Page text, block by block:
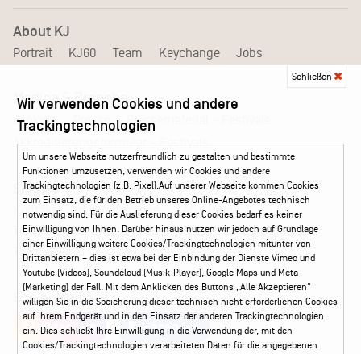
About KJ
Portrait KJ60 Team Keychange Jobs
Medien & Branche
Booking Presse
Pressematerial – Festivals
Akkreditierungsformular – Festivals
Service
Kontakt Leichte Sprache
FAQ / Hilfe
Ticketshop Hamburg
Gutscheine
Callback-Service
Ticketservice 040 - 413 22 60
Social Media
Instagram Facebook
Schließen
Wir verwenden Cookies und andere
Trackingtechnologien
Um unsere Webseite nutzerfreundlich zu gestalten und bestimmte
Funktionen umzusetzen, verwenden wir Cookies und andere
Trackingtechnologien (z.B. Pixel).Auf unserer Webseite kommen Cookies
zum Einsatz, die für den Betrieb unseres Online-Angebotes technisch
notwendig sind. Für die Auslieferung dieser Cookies bedarf es keiner
Einwilligung von Ihnen. Darüber hinaus nutzen wir jedoch auf Grundlage
einer Einwilligung weitere Cookies/Trackingtechnologien mitunter von
Drittanbietern – dies ist etwa bei der Einbindung der Dienste Vimeo und
Youtube (Videos), Soundcloud (Musik-Player), Google Maps und Meta
(Marketing) der Fall. Mit dem Anklicken des Buttons „Alle Akzeptieren“
willigen Sie in die Speicherung dieser technisch nicht erforderlichen Cookies
auf Ihrem Endgerät und in den Einsatz der anderen Trackingtechnologien
ein. Dies schließt Ihre Einwilligung in die Verwendung der, mit den
Cookies/Trackingtechnologien verarbeiteten Daten für die angegebenen